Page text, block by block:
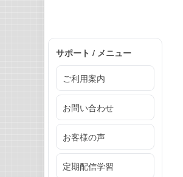
サポート / メニュー
ご利用案内
お問い合わせ
お客様の声
定期配信学習